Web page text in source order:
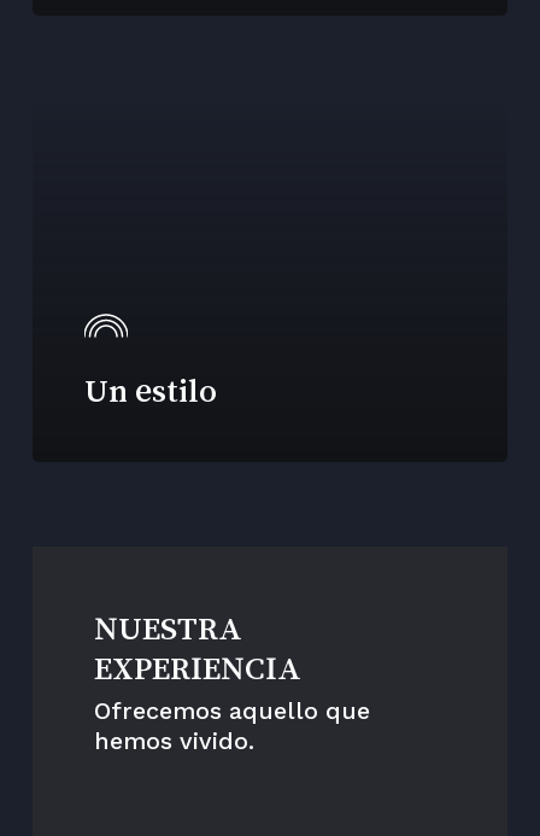
Un estilo
NUESTRA
EXPERIENCIA
Ofrecemos aquello que
hemos vivido.